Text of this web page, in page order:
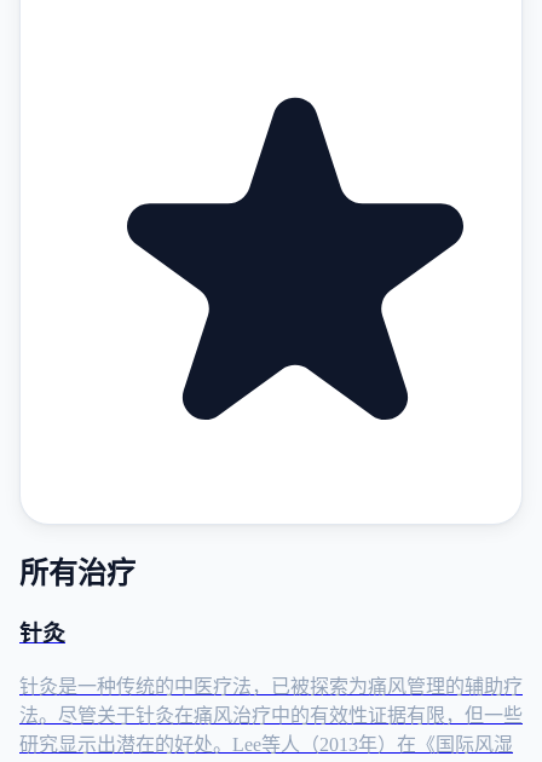
所有治疗
针灸
针灸是一种传统的中医疗法，已被探索为痛风管理的辅助疗
法。尽管关于针灸在痛风治疗中的有效性证据有限，但一些
研究显示出潜在的好处。Lee等人（2013年）在《国际风湿